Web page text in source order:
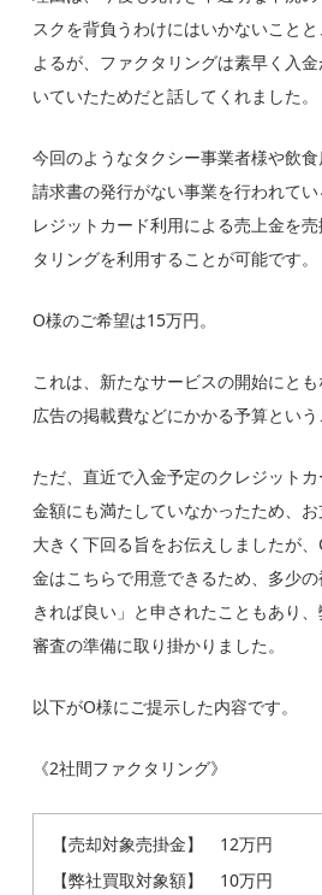
スクを背負うわけにはいかないこと
よるが、ファクタリングは素早く入
いていたためだと話してくれました。
今回のようなタクシー事業者様や飲
請求書の発行がない事業を行われて
レジットカード利用による売上金を
タリングを利用することが可能です。
O様のご希望は15万円。
これは、 新たなサービスの開始にと
広告の掲載費などにかかる予算という
ただ、直近で入金予定のクレジット
金額にも満たしていなかったため、
大きく下回る 旨をお伝えしましたが、
金はこちらで用意できるため、多少
きれば良い」と申されたこともあり
審査の準備に取り掛かりました。
以下がO様にご提示した内容です。
《2社間ファクタリング》
【売却対象売掛金】 12万円
【弊社買取対象額】 10万円